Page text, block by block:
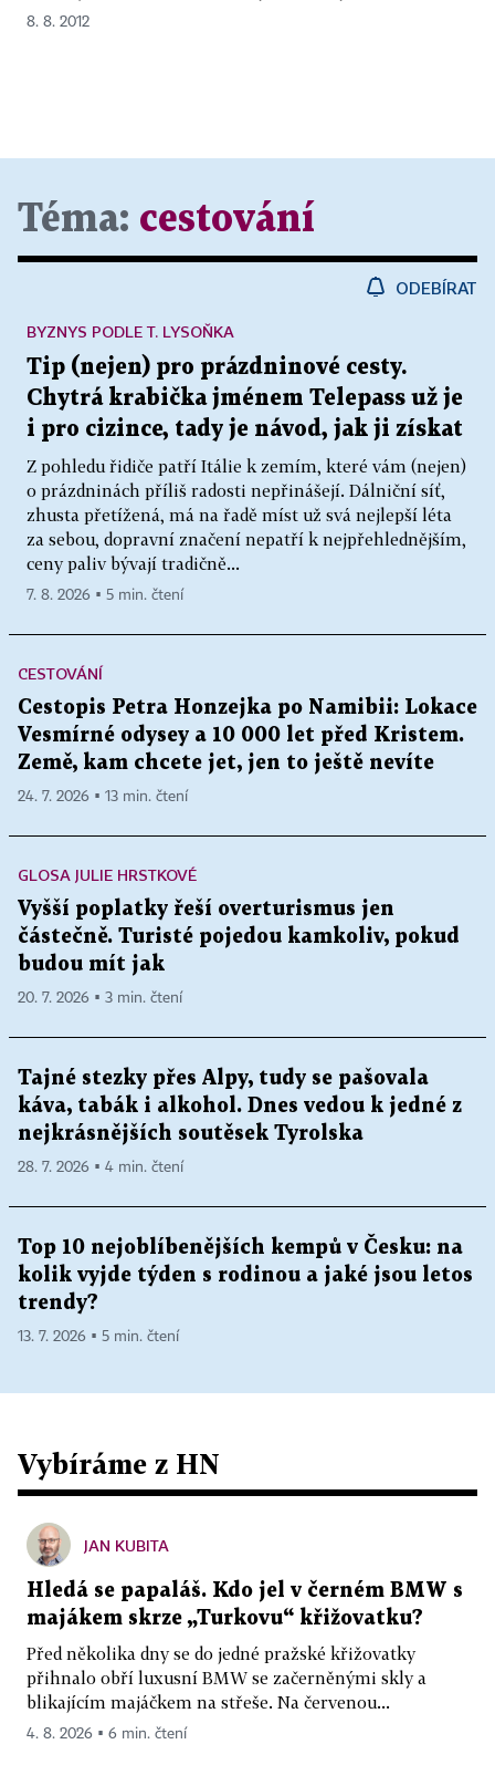
8. 8. 2012
Téma: cestování
ODEBÍRAT
Tip (nejen) pro prázdninové cesty.
Chytrá krabička jménem Telepass už je
i pro cizince, tady je návod, jak ji získat
Z pohledu řidiče patří Itálie k zemím, které vám (nejen)
o prázdninách příliš radosti nepřinášejí. Dálniční síť,
zhusta přetížená, má na řadě míst už svá nejlepší léta
za sebou, dopravní značení nepatří k nejpřehlednějším,
ceny paliv bývají tradičně...
BYZNYS PODLE T. LYSOŇKA
7. 8. 2026 ▪ 5 min. čtení
CESTOVÁNÍ
Cestopis Petra Honzejka po Namibii: Lokace
Vesmírné odysey a 10 000 let před Kristem.
Země, kam chcete jet, jen to ještě nevíte
24. 7. 2026 ▪ 13 min. čtení
GLOSA JULIE HRSTKOVÉ
Vyšší poplatky řeší overturismus jen
částečně. Turisté pojedou kamkoliv, pokud
budou mít jak
20. 7. 2026 ▪ 3 min. čtení
Tajné stezky přes Alpy, tudy se pašovala
káva, tabák i alkohol. Dnes vedou k jedné z
nejkrásnějších soutěsek Tyrolska
28. 7. 2026 ▪ 4 min. čtení
Top 10 nejoblíbenějších kempů v Česku: na
kolik vyjde týden s rodinou a jaké jsou letos
trendy?
13. 7. 2026 ▪ 5 min. čtení
Vybíráme z HN
JAN KUBITA
Hledá se papaláš. Kdo jel v černém BMW s
majákem skrze „Turkovu“ křižovatku?
Před několika dny se do jedné pražské křižovatky
přihnalo obří luxusní BMW se začerněnými skly a
blikajícím majáčkem na střeše. Na červenou...
4. 8. 2026 ▪ 6 min. čtení